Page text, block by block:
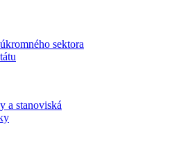
sektora
a stanoviská